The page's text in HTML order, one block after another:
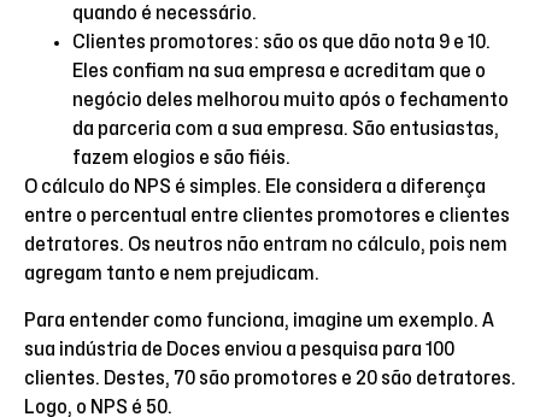
quando é necessário.
Clientes promotores: são os que dão nota 9 e 10.
Eles confiam na sua empresa e acreditam que o
negócio deles melhorou muito após o fechamento
da parceria com a sua empresa. São entusiastas,
fazem elogios e são fiéis.
O cálculo do NPS é simples. Ele considera a diferença
entre o percentual entre clientes promotores e clientes
detratores. Os neutros não entram no cálculo, pois nem
agregam tanto e nem prejudicam.
Para entender como funciona, imagine um exemplo. A
sua indústria de Doces enviou a pesquisa para 100
clientes. Destes, 70 são promotores e 20 são detratores.
Logo, o NPS é 50.